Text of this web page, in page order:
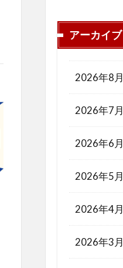
アーカイブ
2026年8月
2026年7月
2026年6月
2026年5月
2026年4月
2026年3月